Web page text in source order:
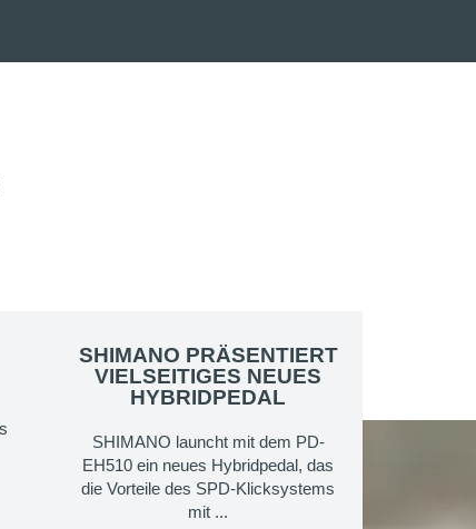
SHIMANO PRÄSENTIERT
VIELSEITIGES NEUES
HYBRIDPEDAL
SHIMANO launcht mit dem PD-
EH510 ein neues Hybridpedal, das
die Vorteile des SPD-Klicksystems
mit ...